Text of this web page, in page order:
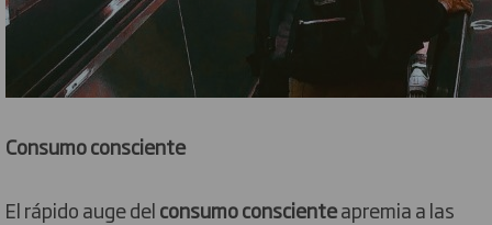
Consumo consciente
El rápido auge delconsumo conscienteapremia a las